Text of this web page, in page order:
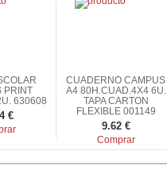
PRINT
630608
€
CUADERNO CAMPUS
A4 80H.CUAD.4X4 6U.
TAPA CARTON
FLEXIBLE 001149
9.62 €
Comprar